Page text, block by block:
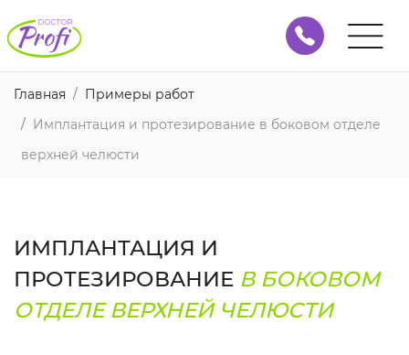
Главная
Примеры работ
Имплантация и протезирование в боковом отделе
верхней челюсти
ИМПЛАНТАЦИЯ И
ПРОТЕЗИРОВАНИЕ В БОКОВОМ
ОТДЕЛЕ ВЕРХНЕЙ ЧЕЛЮСТИ